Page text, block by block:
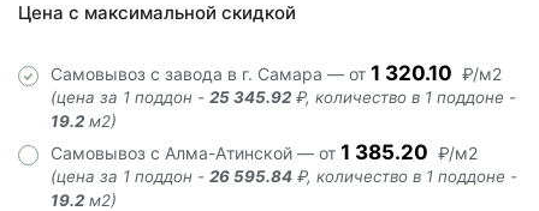
Цена с максимальной скидкой
Самовывоз с завода в г. Самара — от 1 320.10 ₽/м2
(цена за 1 поддон - 25 345.92 ₽, количество в 1 поддоне -
19.2 м2)
Самовывоз с Алма-Атинской — от 1 385.20 ₽/м2
(цена за 1 поддон - 26 595.84 ₽, количество в 1 поддоне -
19.2 м2)